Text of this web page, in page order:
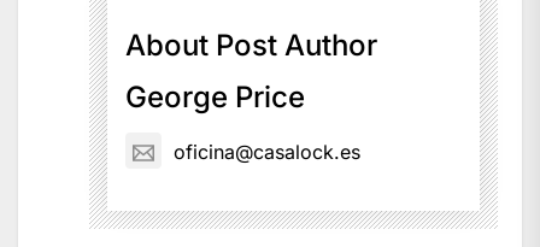
About Post Author
George Price
oficina@casalock.es